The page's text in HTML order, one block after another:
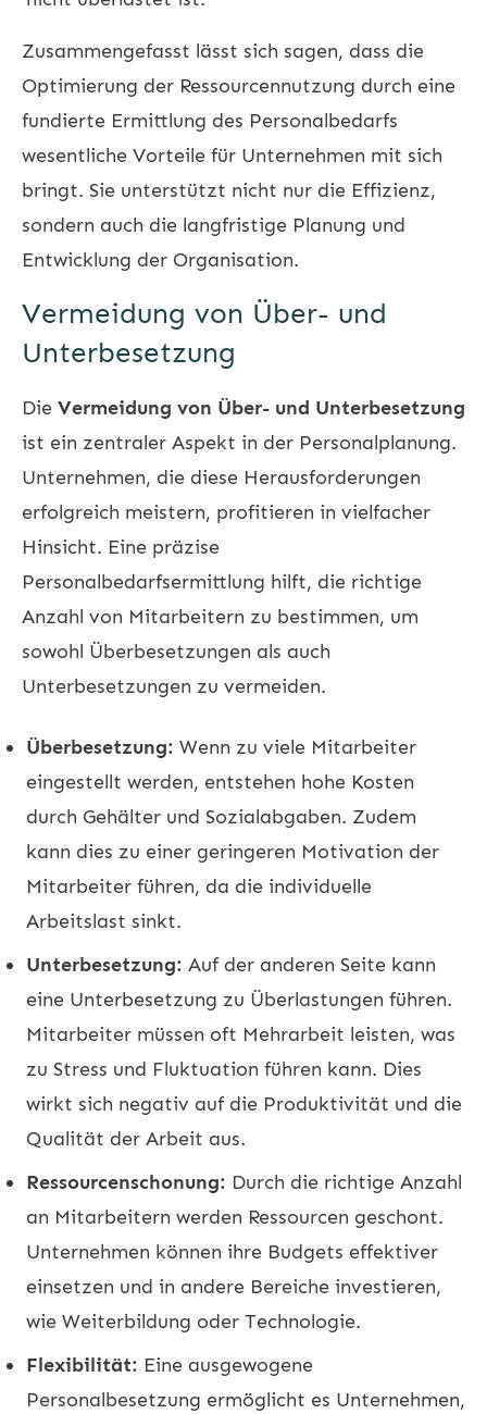
Zusammengefasst lässt sich sagen, dass die
Optimierung der Ressourcennutzung durch eine
fundierte Ermittlung des Personalbedarfs
wesentliche Vorteile für Unternehmen mit sich
bringt. Sie unterstützt nicht nur die Effizienz,
sondern auch die langfristige Planung und
Entwicklung der Organisation.
Vermeidung von Über- und
Unterbesetzung
Die Vermeidung von Über- und Unterbesetzung
ist ein zentraler Aspekt in der Personalplanung.
Unternehmen, die diese Herausforderungen
erfolgreich meistern, profitieren in vielfacher
Hinsicht. Eine präzise
Personalbedarfsermittlung hilft, die richtige
Anzahl von Mitarbeitern zu bestimmen, um
sowohl Überbesetzungen als auch
Unterbesetzungen zu vermeiden.
Überbesetzung: Wenn zu viele Mitarbeiter
eingestellt werden, entstehen hohe Kosten
durch Gehälter und Sozialabgaben. Zudem
kann dies zu einer geringeren Motivation der
Mitarbeiter führen, da die individuelle
Arbeitslast sinkt.
Unterbesetzung: Auf der anderen Seite kann
eine Unterbesetzung zu Überlastungen führen.
Mitarbeiter müssen oft Mehrarbeit leisten, was
zu Stress und Fluktuation führen kann. Dies
wirkt sich negativ auf die Produktivität und die
Qualität der Arbeit aus.
Ressourcenschonung: Durch die richtige Anzahl
an Mitarbeitern werden Ressourcen geschont.
Unternehmen können ihre Budgets effektiver
einsetzen und in andere Bereiche investieren,
wie Weiterbildung oder Technologie.
Flexibilität: Eine ausgewogene
Personalbesetzung ermöglicht es Unternehmen,